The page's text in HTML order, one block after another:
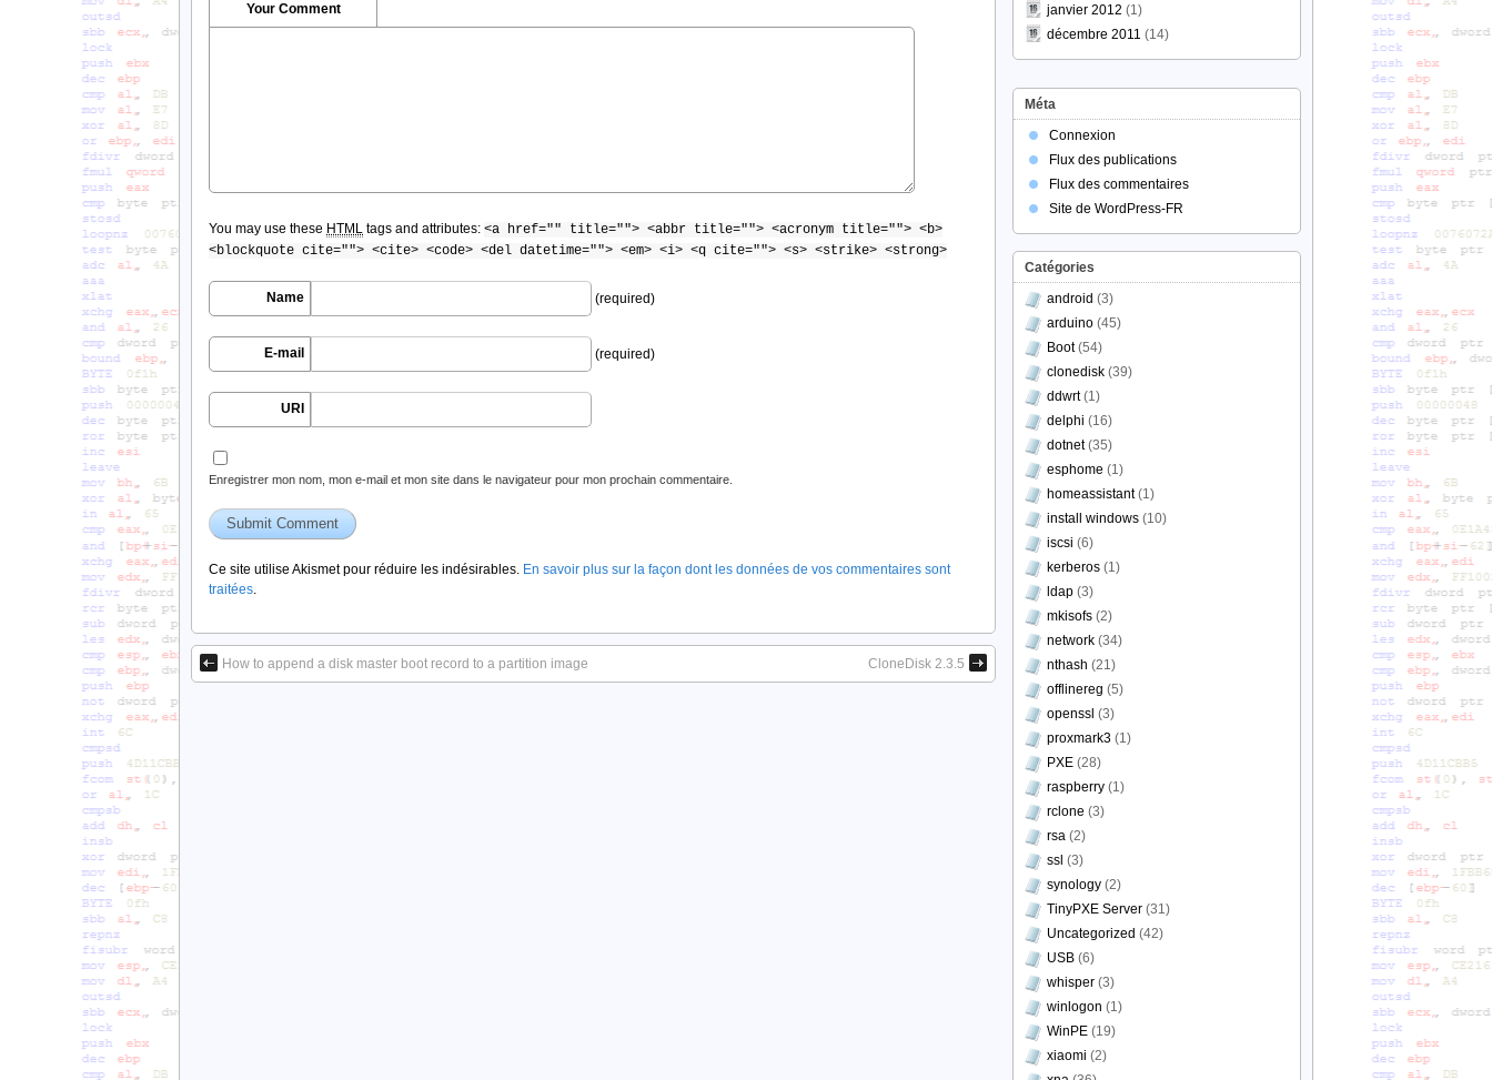
Your Comment
You may use these HTML tags and attributes: <a href="" title=""> <abbr title=""> <acronym title=""> <b>
<blockquote cite=""> <cite> <code> <del datetime=""> <em> <i> <q cite=""> <s> <strike> <strong>
Name (required)
E-mail (required)
URI
Enregistrer mon nom, mon e-mail et mon site dans le navigateur pour mon prochain commentaire.
Ce site utilise Akismet pour réduire les indésirables. En savoir plus sur la façon dont les données de vos commentaires sont
traitées.
How to append a disk master boot record to a partition image CloneDisk 2.3.5
janvier 2012 (1)
décembre 2011 (14)
Méta
Connexion
Flux des publications
Flux des commentaires
Site de WordPress-FR
Catégories
android (3)
arduino (45)
Boot(54)
clonedisk (39)
ddwrt(1)
delphi (16)
dotnet(35)
esphome (1)
homeassistant(1)
install windows (10)
iscsi (6)
kerberos (1)
ldap (3)
mkisofs (2)
network (34)
nthash (21)
offlinereg (5)
openssl (3)
proxmark3 (1)
PXE (28)
raspberry (1)
rclone (3)
rsa (2)
ssl (3)
synology (2)
TinyPXE Server (31)
Uncategorized (42)
USB (6)
whisper (3)
winlogon (1)
WinPE (19)
xiaomi (2)